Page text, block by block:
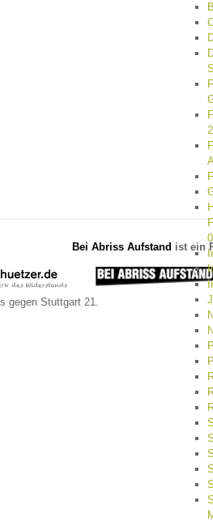
Bei Abriss Aufstand ist ein
gegen Stuttgart 21.